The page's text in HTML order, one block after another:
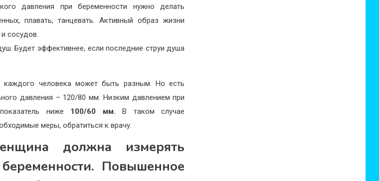
давления при беременности нужно делать
плавать, танцевать. Активный образ жизни
сосудов.
Будет эффективнее, если последние струи душа
каждого человека может быть разным. Но есть
давления – 120/80 мм. Низким давлением при
ниже 100/60 мм. В таком случае
меры, обратиться к врачу.
должна измерять
Повышенное